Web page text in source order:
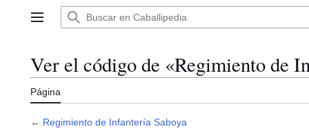
Menú principal
Ver el código de «Regimiento de
Página
← Regimiento de Infantería Saboya